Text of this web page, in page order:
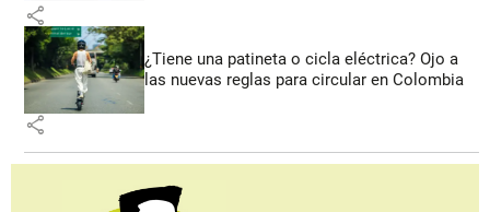
share
¿Tiene una patineta o cicla eléctrica? Ojo a
las nuevas reglas para circular en Colombia
share